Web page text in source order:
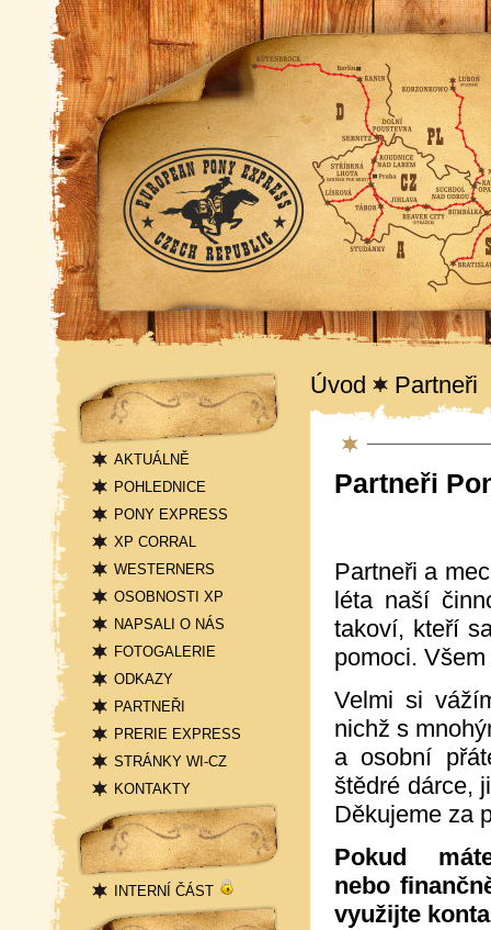
Navigace
AKTUÁLNĚ
POHLEDNICE
PONY EXPRESS
XP CORRAL
WESTERNERS
OSOBNOSTI XP
NAPSALI O NÁS
FOTOGALERIE
ODKAZY
PARTNEŘI
PRERIE EXPRESS
STRÁNKY WI-CZ
KONTAKTY
Přihlášení
INTERNÍ ČÁST
Statistika
Úvod Partneři
Sponzoři
Partneři
Partneři a
léta naší
takoví, kteří
pomoci.
Velmi si
nichž s
a osobní
štědré dárce,
Děkujeme za
Pokud
nebo
využijte